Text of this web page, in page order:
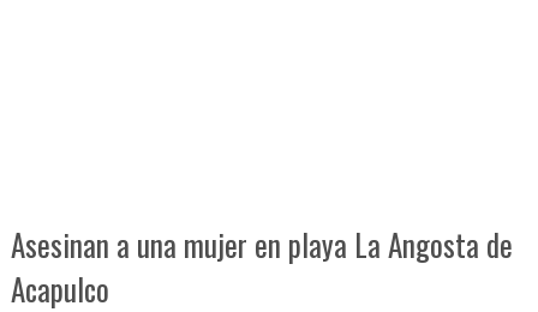
Asesinan a una mujer en playa La Angosta de
Acapulco